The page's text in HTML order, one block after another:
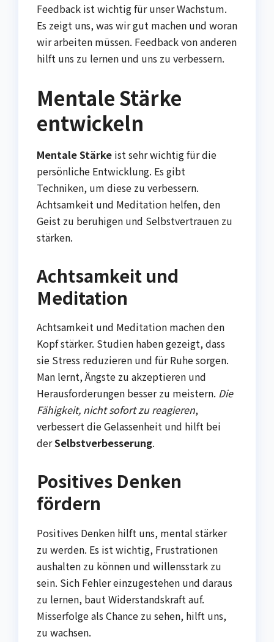
Feedback ist wichtig für unser Wachstum.
Es zeigt uns, was wir gut machen und woran
wir arbeiten müssen. Feedback von anderen
hilft uns zu lernen und uns zu verbessern.
Mentale Stärke
entwickeln
Mentale Stärke ist sehr wichtig für die
persönliche Entwicklung. Es gibt
Techniken, um diese zu verbessern.
Achtsamkeit und Meditation helfen, den
Geist zu beruhigen und Selbstvertrauen zu
stärken.
Achtsamkeit und
Meditation
Achtsamkeit und Meditation machen den
Kopf stärker. Studien haben gezeigt, dass
sie Stress reduzieren und für Ruhe sorgen.
Man lernt, Ängste zu akzeptieren und
Herausforderungen besser zu meistern. Die
Fähigkeit, nicht sofort zu reagieren,
verbessert die Gelassenheit und hilft bei
derSelbstverbesserung.
Positives Denken
fördern
Positives Denken hilft uns, mental stärker
zu werden. Es ist wichtig, Frustrationen
aushalten zu können und willensstark zu
sein. Sich Fehler einzugestehen und daraus
zu lernen, baut Widerstandskraft auf.
Misserfolge als Chance zu sehen, hilft uns,
zu wachsen.